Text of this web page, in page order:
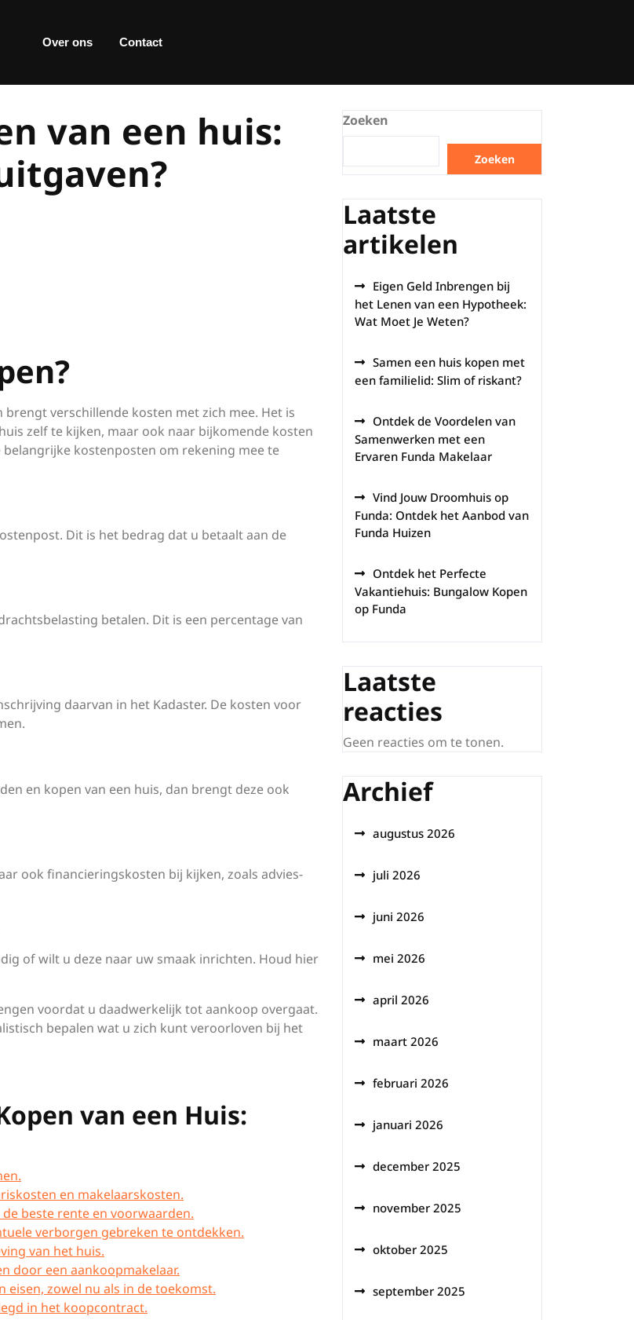
Over ons Contact
van een huis:
verschillende kosten met zich mee. Het is
zelf te kijken, maar ook naar bijkomende kosten
kostenposten om rekening mee te
Dit is het bedrag dat u betaalt aan de
betalen. Dit is een percentage van
daarvan in het Kadaster. De kosten voor
en kopen van een huis, dan brengt deze ook
ook financieringskosten bij kijken, zoals advies-
of wilt u deze naar uw smaak inrichten. Houd hier
voordat u daadwerkelijk tot aankoop overgaat.
bepalen wat u zich kunt veroorloven bij het
van een Huis:
en makelaarskosten.
beste rente en voorwaarden.
verborgen gebreken te ontdekken.
van het huis.
door een aankoopmakelaar.
zowel nu als in de toekomst.
in het koopcontract.
Zoeken
Zoeken
Laatste
artikelen
Eigen Geld Inbrengen bij
het Lenen van een Hypotheek:
Wat Moet Je Weten?
Samen een huis kopen met
een familielid: Slim of riskant?
Ontdek de Voordelen van
Samenwerken met een
Ervaren Funda Makelaar
Vind Jouw Droomhuis op
Funda: Ontdek het Aanbod van
Funda Huizen
Ontdek het Perfecte
Vakantiehuis: Bungalow Kopen
op Funda
Laatste
reacties
Geen reacties om te tonen.
Archief
augustus 2026
juli 2026
juni 2026
mei 2026
april 2026
maart 2026
februari 2026
januari 2026
december 2025
november 2025
oktober 2025
september 2025